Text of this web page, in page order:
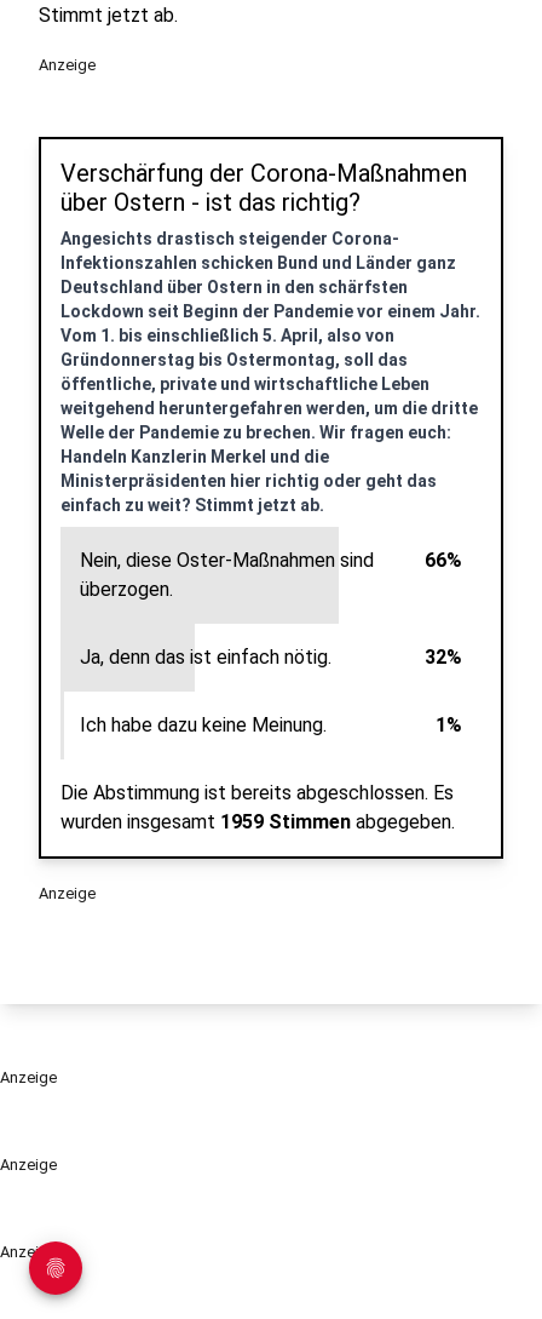
Anzeige
Anzeige
Stimmt jetzt ab.
Anzeige
Verschärfung der Corona-Maßnahmen
über Ostern - ist das richtig?
Angesichts drastisch steigender Corona-
Infektionszahlen schicken Bund und Länder ganz
Deutschland über Ostern in den schärfsten
Lockdown seit Beginn der Pandemie vor einem Jahr.
Vom 1. bis einschließlich 5. April, also von
Gründonnerstag bis Ostermontag, soll das
öffentliche, private und wirtschaftliche Leben
weitgehend heruntergefahren werden, um die dritte
Welle der Pandemie zu brechen. Wir fragen euch:
Handeln Kanzlerin Merkel und die
Ministerpräsidenten hier richtig oder geht das
einfach zu weit? Stimmt jetzt ab.
Nein, diese Oster-Maßnahmen sind
überzogen.
66%
Ja, denn das ist einfach nötig. 32%
Ich habe dazu keine Meinung. 1%
Die Abstimmung ist bereits abgeschlossen. Es
wurden insgesamt 1959 Stimmen abgegeben.
Anzeige
Anzeige